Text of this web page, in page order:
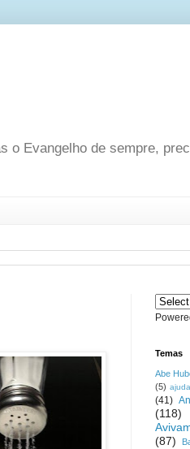
o Evangelho de sempre,
Temas
Abe
(5) ajuda
(41)
(118)
(87)